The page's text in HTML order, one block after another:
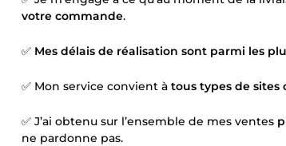
votre commande.
✅ Mes délais de réalisation sont parmi les
✅ Mon service convient à tous types de
✅ J’ai obtenu sur l’ensemble de mes ventes
ne pardonne pas.